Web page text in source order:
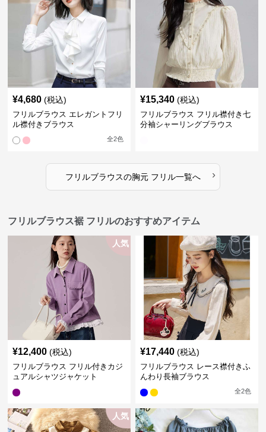
¥4,680 (税込)
フリルブラウス エレガントフリ
ル襟付きブラウス
全2色
¥15,340 (税込)
フリルブラウス フリル襟付き七
分袖シャーリングブラウス
フリルブラウスの胸元 フリル一覧へ ›
フリルブラウス裾 フリルのおすすめアイテム
人気
¥12,400 (税込)
フリルブラウス フリル付きカジ
ュアルシャツジャケット
¥17,440 (税込)
フリルブラウス レース襟付きふ
んわり長袖ブラウス
全2色
人気